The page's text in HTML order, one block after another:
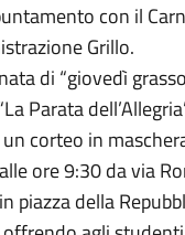
con il
Grillo.
di “giovedì
Parata
corteo in
ore 9:30 da via
piazza della